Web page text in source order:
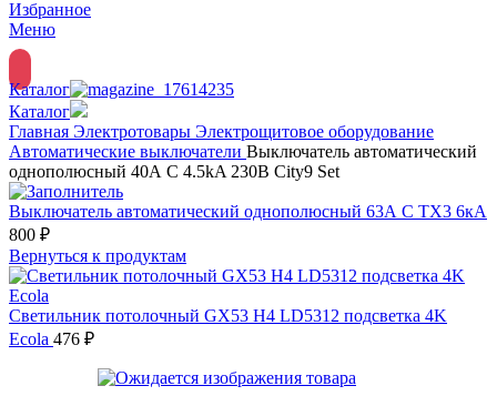
Избранное
Меню
Каталог
Каталог
Главная Электротовары Электрощитовое оборудование
Автоматические выключатели Выключатель автоматический
однополюсный 40А С 4.5kA 230В City9 Set
Выключатель автоматический однополюсный 63А C TX3 6кА
800 ₽
Вернуться к продуктам
Светильник потолочный GX53 H4 LD5312 подсветка 4K
Ecola 476 ₽